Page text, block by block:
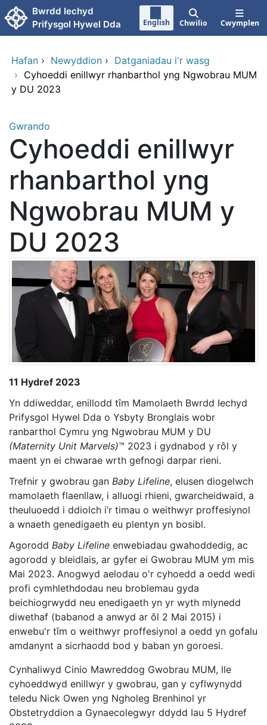
Neidio i'r prif gynnwy
Bwrdd Iechyd
Prifysgol Hywel Dda
English Chwilio Cwymplen
Hafan › Newyddion › Datganiadau i'r wasg
› Cyhoeddi enillwyr rhanbarthol yng Ngwobrau MUM
y DU 2023
Gwrando
Cyhoeddi enillwyr
rhanbarthol yng
Ngwobrau MUM y
DU 2023
11 Hydref 2023
Yn ddiweddar, enillodd tîm Mamolaeth Bwrdd Iechyd
Prifysgol Hywel Dda o Ysbyty Bronglais wobr
ranbarthol Cymru yng Ngwobrau MUM y DU
(Maternity Unit Marvels)™ 2023 i gydnabod y rôl y
maent yn ei chwarae wrth gefnogi darpar rieni.
Trefnir y gwobrau gan Baby Lifeline, elusen diogelwch
mamolaeth flaenllaw, i alluogi rhieni, gwarcheidwaid, a
theuluoedd i ddiolch i’r timau o weithwyr proffesiynol
a wnaeth genedigaeth eu plentyn yn bosibl.
Agorodd Baby Lifeline enwebiadau gwahoddedig, ac
agorodd y bleidlais, ar gyfer ei Gwobrau MUM ym mis
Mai 2023. Anogwyd aelodau o'r cyhoedd a oedd wedi
profi cymhlethdodau neu broblemau gyda
beichiogrwydd neu enedigaeth yn yr wyth mlynedd
diwethaf (babanod a anwyd ar ôl 2 Mai 2015) i
enwebu'r tîm o weithwyr proffesiynol a oedd yn gofalu
amdanynt a sicrhaodd bod y baban yn goroesi.
Cynhaliwyd Cinio Mawreddog Gwobrau MUM, lle
cyhoeddwyd enillwyr y gwobrau, gan y cyflwynydd
teledu Nick Owen yng Ngholeg Brenhinol yr
Obstetryddion a Gynaecolegwyr ddydd Iau 5 Hydref